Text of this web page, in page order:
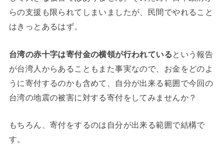
らの支援も限られてしまいましたが、民間でやれること
はきっとあるはず。
台湾の赤十字は寄付金の横領が行われている という報告
が台湾人からあることもまた事実なので、お金をどのよ
うに寄付するのかも含めて、自分が出来る範囲で今回の
台湾の地震の被害に対する寄付をしてみませんか？
もちろん、寄付をするのは自分が出来る範囲で結構で
す。